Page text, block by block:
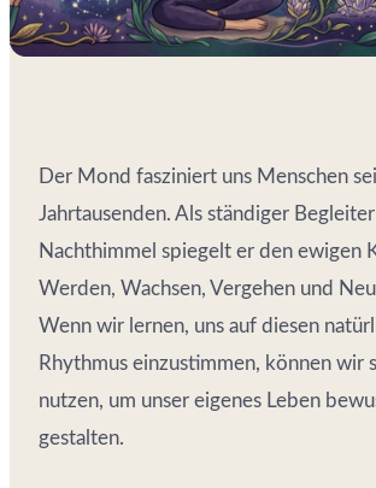
Der Mond fasziniert uns Menschen
Jahrtausenden. Als ständiger
Nachthimmel spiegelt er den ewigen
Werden, Wachsen, Vergehen und
Wenn wir lernen, uns auf diesen
Rhythmus einzustimmen, können wir
nutzen, um unser eigenes Leben
gestalten.